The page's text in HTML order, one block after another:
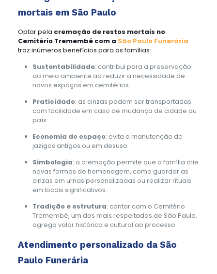
mortais em São Paulo
Optar pela cremação de restos mortais no
Cemitério Tremembé com a São Paulo Funerária
traz inúmeros benefícios para as famílias:
Sustentabilidade: contribui para a preservação
do meio ambiente ao reduzir a necessidade de
novos espaços em cemitérios.
Praticidade: as cinzas podem ser transportadas
com facilidade em caso de mudança de cidade ou
país.
Economia de espaço: evita a manutenção de
jazigos antigos ou em desuso.
Simbologia: a cremação permite que a família crie
novas formas de homenagem, como guardar as
cinzas em urnas personalizadas ou realizar rituais
em locais significativos.
Tradição e estrutura: contar com o Cemitério
Tremembé, um dos mais respeitados de São Paulo,
agrega valor histórico e cultural ao processo.
Atendimento personalizado da São
Paulo Funerária